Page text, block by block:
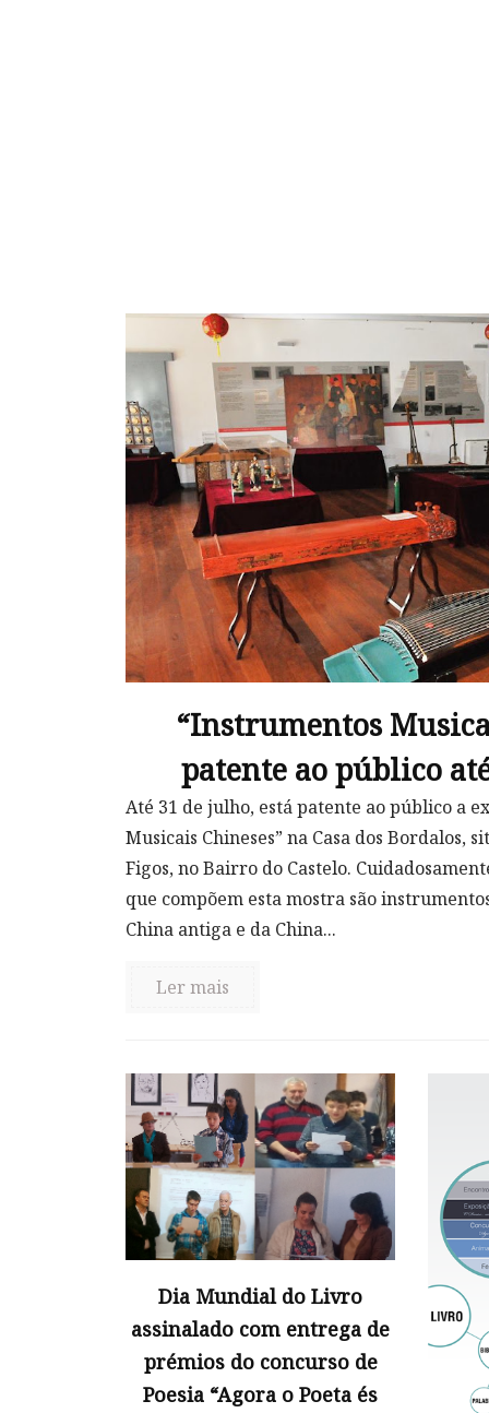
“Instrumentos
patente ao público
Até 31 de julho, está patente ao público a
Musicais Chineses” na Casa dos Bordalos,
Figos, no Bairro do Castelo.
que compõem esta mostra são
China antiga e da China...
Ler mais
Dia Mundial do Livro
assinalado com entrega de
prémios do concurso de
Poesia “Agora o Poeta és